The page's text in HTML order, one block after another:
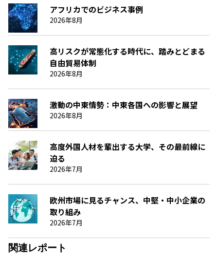
アフリカでのビジネス事例
2026年8月
高リスクが常態化する時代に、踏みとどまる
自由貿易体制
2026年8月
激動の中東情勢：中東各国への影響と展望
2026年8月
高度外国人材を輩出する大学、その最前線に
迫る
2026年7月
欧州市場に見るチャンス、中堅・中小企業の
取り組み
2026年7月
関連レポート